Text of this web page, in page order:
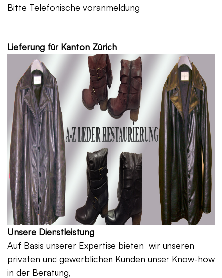
Bitte Telefonische voranmeldung
Lieferung für Kanton Zürich
Unsere Dienstleistung
Auf Basis unserer Expertise bieten wir unseren
privaten und gewerblichen Kunden unser Know-how
in der Beratung,